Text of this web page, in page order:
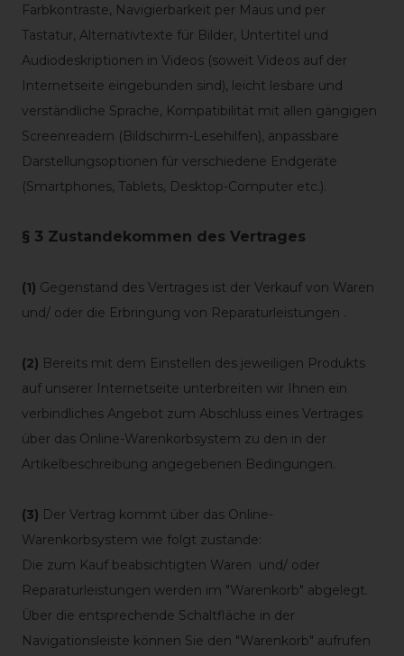
Farbkontraste, Navigierbarkeit per Maus und per
Tastatur, Alternativtexte für Bilder, Untertitel und
Audiodeskriptionen in Videos (soweit Videos auf der
Internetseite eingebunden sind), leicht lesbare und
verständliche Sprache, Kompatibilität mit allen gängigen
Screenreadern (Bildschirm-Lesehilfen), anpassbare
Darstellungsoptionen für verschiedene Endgeräte
(Smartphones, Tablets, Desktop-Computer etc.).
§ 3 Zustandekommen des Vertrages
(1) Gegenstand des Vertrages ist der Verkauf von Waren
und/ oder die Erbringung von Reparaturleistungen .
(2) Bereits mit dem Einstellen des jeweiligen Produkts
auf unserer Internetseite unterbreiten wir Ihnen ein
verbindliches Angebot zum Abschluss eines Vertrages
über das Online-Warenkorbsystem zu den in der
Artikelbeschreibung angegebenen Bedingungen.
(3) Der Vertrag kommt über das Online-
Warenkorbsystem wie folgt zustande:
Die zum Kauf beabsichtigten Waren und/ oder
Reparaturleistungen werden im "Warenkorb" abgelegt.
Über die entsprechende Schaltfläche in der
Navigationsleiste können Sie den "Warenkorb" aufrufen